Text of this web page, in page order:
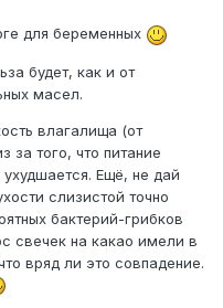
для беременных
будет, как и от
масел.
влагалища (от
за того, что питание
Ещё, не дай
слизистой точно
бактерий-грибков
свечек на какао имели в
вряд ли это совпадение.